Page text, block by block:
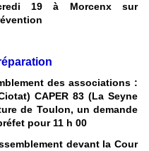
19 à Morcenx sur
des associations :
CAPER 83 (La Seyne
de Toulon, un demande
pour 11 h 00
devant la Cour